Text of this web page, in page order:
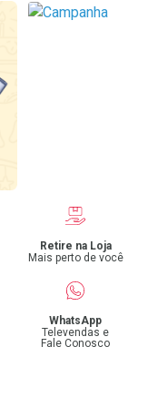
Retire na Loja
Mais perto de você
WhatsApp
Televendas e
Fale Conosco